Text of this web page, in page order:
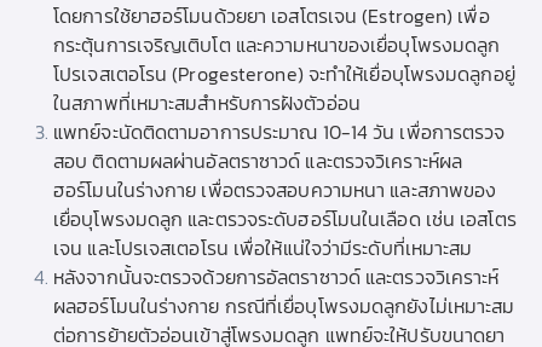
โดยการใช้ยาฮอร์โมนด้วยยา เอสโตรเจน (Estrogen) เพื่อ
กระตุ้นการเจริญเติบโต และความหนาของเยื่อบุโพรงมดลูก
โปรเจสเตอโรน (Progesterone) จะทำให้เยื่อบุโพรงมดลูกอยู่
ในสภาพที่เหมาะสมสำหรับการฝังตัวอ่อน
แพทย์จะนัดติดตามอาการประมาณ 10-14 วัน เพื่อการตรวจ
สอบ ติดตามผลผ่านอัลตราซาวด์ และตรวจวิเคราะห์ผล
ฮอร์โมนในร่างกาย เพื่อตรวจสอบความหนา และสภาพของ
เยื่อบุโพรงมดลูก และตรวจระดับฮอร์โมนในเลือด เช่น เอสโตร
เจน และโปรเจสเตอโรน เพื่อให้แน่ใจว่ามีระดับที่เหมาะสม
หลังจากนั้นจะตรวจด้วยการอัลตราซาวด์ และตรวจวิเคราะห์
ผลฮอร์โมนในร่างกาย กรณีที่เยื่อบุโพรงมดลูกยังไม่เหมาะสม
ต่อการย้ายตัวอ่อนเข้าสู่โพรงมดลูก แพทย์จะให้ปรับขนาดยา